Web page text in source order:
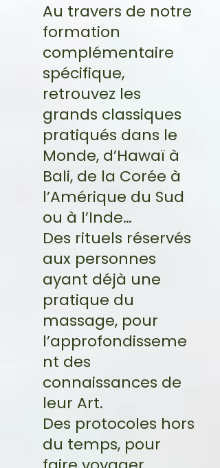
Au travers de notre
formation
complémentaire
spécifique,
retrouvez les
grands classiques
pratiqués dans le
Monde, d’Hawaï à
Bali, de la Corée à
l’Amérique du Sud
ou à l’Inde…
Des rituels réservés
aux personnes
ayant déjà une
pratique du
massage, pour
l’approfondisseme
nt des
connaissances de
leur Art.
Des protocoles hors
du temps, pour